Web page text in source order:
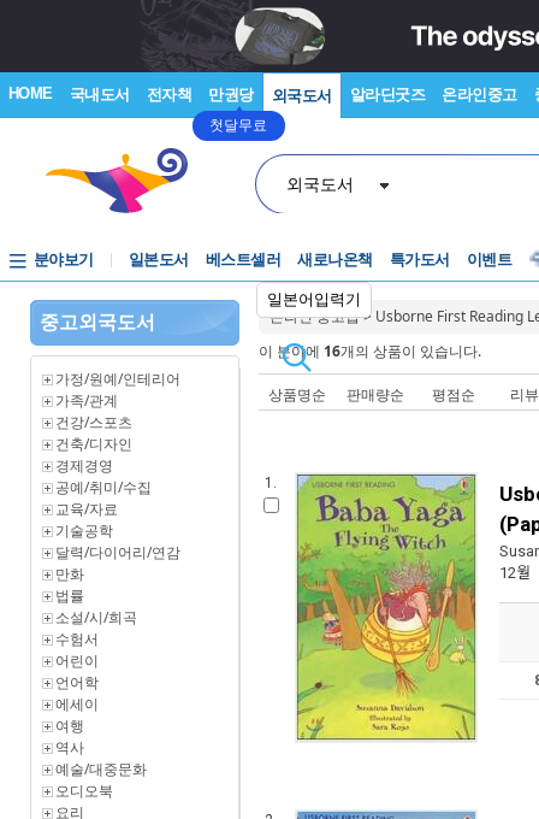
HOME 국내도서 전자책 만권당
첫달무료
외국도서 알라딘굿즈 온라인중고
외국도서
일본어입력기
분야보기 일본도서 베스트셀러 새로나온책 특가도서 이벤트
중고외국도서
가정/원예/인테리어
가족/관계
건강/스포츠
건축/디자인
경제경영
공예/취미/수집
교육/자료
기술공학
달력/다이어리/연감
만화
법률
소설/시/희곡
수험서
어린이
언어학
에세이
여행
역사
예술/대중문화
오디오북
요리
온라인 중고샵> Usborne First Reading
이 분야에 16개의 상품이 있습니다.
상품명순 판매량순 평점순 리
1.
12월